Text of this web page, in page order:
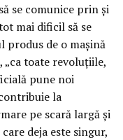
se comunice prin și
mai dificil să se
produs de o mașină
„ca toate revoluțiile,
pune noi
la
pe scară largă și
deja este singur,